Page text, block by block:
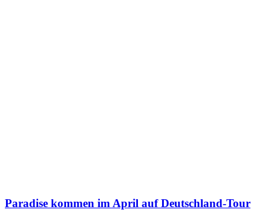
Paradise kommen im April auf Deutschland-Tour